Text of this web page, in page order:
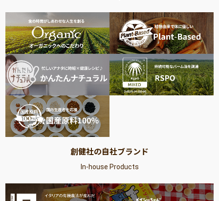
創健社の自社ブランド
In-house Products